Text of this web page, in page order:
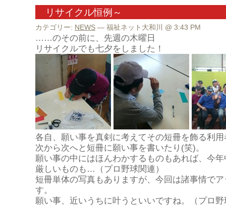
リサイクル恒例～
カテゴリー: NEWS — 福祉ネット大和川 @ 3:43 PM
……のその前に、先週の木曜日
リサイクルでも七夕をしました！
各自、願い事を真剣に考えてその短冊を飾る利
次から次へと短冊に願い事を書いたり(笑)。
願い事の中にはほんわかするものもあれば、今
厳しいものも…（プロ野球関連）
短冊単体の写真もありますが、今回は諸事情で
す。
願い事、近いうちに叶うといいですね。（プロ